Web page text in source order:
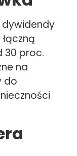
dywidendy
30 proc.
na
do